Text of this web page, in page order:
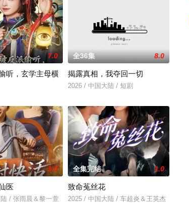
7.0
听，玄学主母横
全36集 8.0
揭露真相，我夺回一切
2026 / 中国大陆 / 短剧
3.0
医
/ 张雨晨＆黎一萱
全集完结 1.0
致命菟丝花
2025 / 中国大陆 / 车超炎＆王英杰